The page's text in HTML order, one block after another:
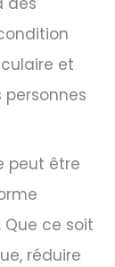
et
peut être
Que ce soit
réduire